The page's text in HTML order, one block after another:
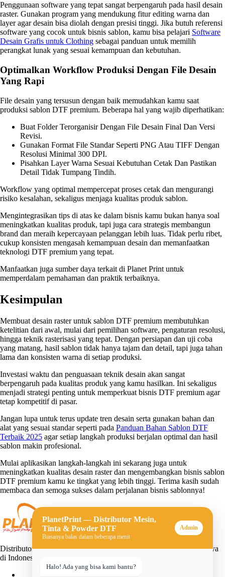
Penggunaan software yang tepat sangat berpengaruh pada hasil desain
raster. Gunakan program yang mendukung fitur editing warna dan
layer agar desain bisa diolah dengan presisi tinggi. Jika butuh referensi
software yang cocok untuk bisnis sablon, kamu bisa pelajari Software
Desain Grafis untuk Clothing sebagai panduan untuk memilih
perangkat lunak yang sesuai kemampuan dan kebutuhan.
Optimalkan Workflow Produksi Dengan File Desain
Yang Rapi
File desain yang tersusun dengan baik memudahkan kamu saat
produksi sablon DTF premium. Beberapa hal yang wajib diperhatikan:
Buat Folder Terorganisir Dengan File Desain Final Dan Versi
Revisi.
Gunakan Format File Standar Seperti PNG Atau TIFF Dengan
Resolusi Minimal 300 DPI.
Pisahkan Layer Warna Sesuai Kebutuhan Cetak Dan Pastikan
Detail Tidak Tumpang Tindih.
Workflow yang optimal mempercepat proses cetak dan mengurangi
risiko kesalahan, sekaligus menjaga kualitas produk sablon.
Mengintegrasikan tips di atas ke dalam bisnis kamu bukan hanya soal
meningkatkan kualitas produk, tapi juga cara strategis membangun
brand dan meraih kepercayaan pelanggan lebih luas. Tidak perlu ribet,
cukup konsisten mengasah kemampuan desain dan memanfaatkan
teknologi DTF premium yang tepat.
Manfaatkan juga sumber daya terkait di Planet Print untuk
memperdalam pemahaman dan praktik terbaiknya.
Kesimpulan
Membuat desain raster untuk sablon DTF premium membutuhkan
ketelitian dari awal, mulai dari pemilihan software, pengaturan resolusi,
hingga teknik rasterisasi yang tepat. Dengan persiapan dan uji coba
yang matang, hasil sablon tidak hanya tajam dan detail, tapi juga tahan
lama dan konsisten warna di setiap produksi.
Investasi waktu dan penguasaan teknik desain akan sangat
berpengaruh pada kualitas produk yang kamu hasilkan. Ini sekaligus
menjadi strategi penting untuk memperkuat bisnis DTF premium agar
tetap kompetitif di pasar.
Jangan lupa untuk terus update tren desain serta gunakan bahan dan
alat yang sesuai standar seperti pada Panduan Bahan Sablon DTF
Terbaik 2025 agar setiap langkah produksi berjalan optimal dan hasil
sablon makin profesional.
Mulai aplikasikan langkah-langkah ini sekarang juga untuk
meningkatkan kualitas desain raster dan mengembangkan bisnis sablon
DTF premium kamu ke tingkat yang lebih tinggi. Terima kasih sudah
membaca dan semoga sukses dalam perjalanan bisnis sablonnya!
Distributor mesin, tinta, dan powder DTF (Direct-to-Film) terpercaya
di Indonesia. Solusi lengkap untuk usaha sablon digital Anda.
PlanetPrint — Distributor Mesin,
Tinta & Powder DTF
Biasanya balas dalam beberapa menit
Admin
Halo! Ada yang bisa kami bantu?